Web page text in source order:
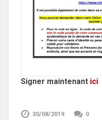
Signer maintenant ici
30/08/2019 0